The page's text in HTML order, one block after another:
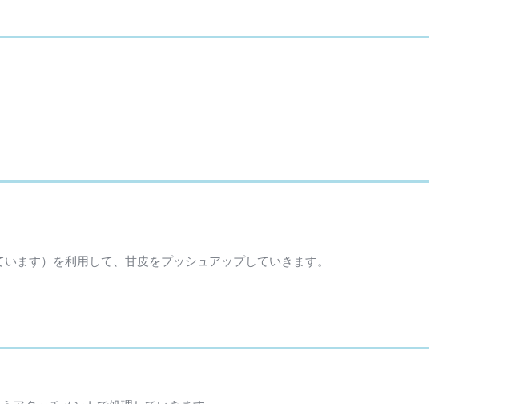
ます）を利用して、甘皮をプッシュアップしていきます。